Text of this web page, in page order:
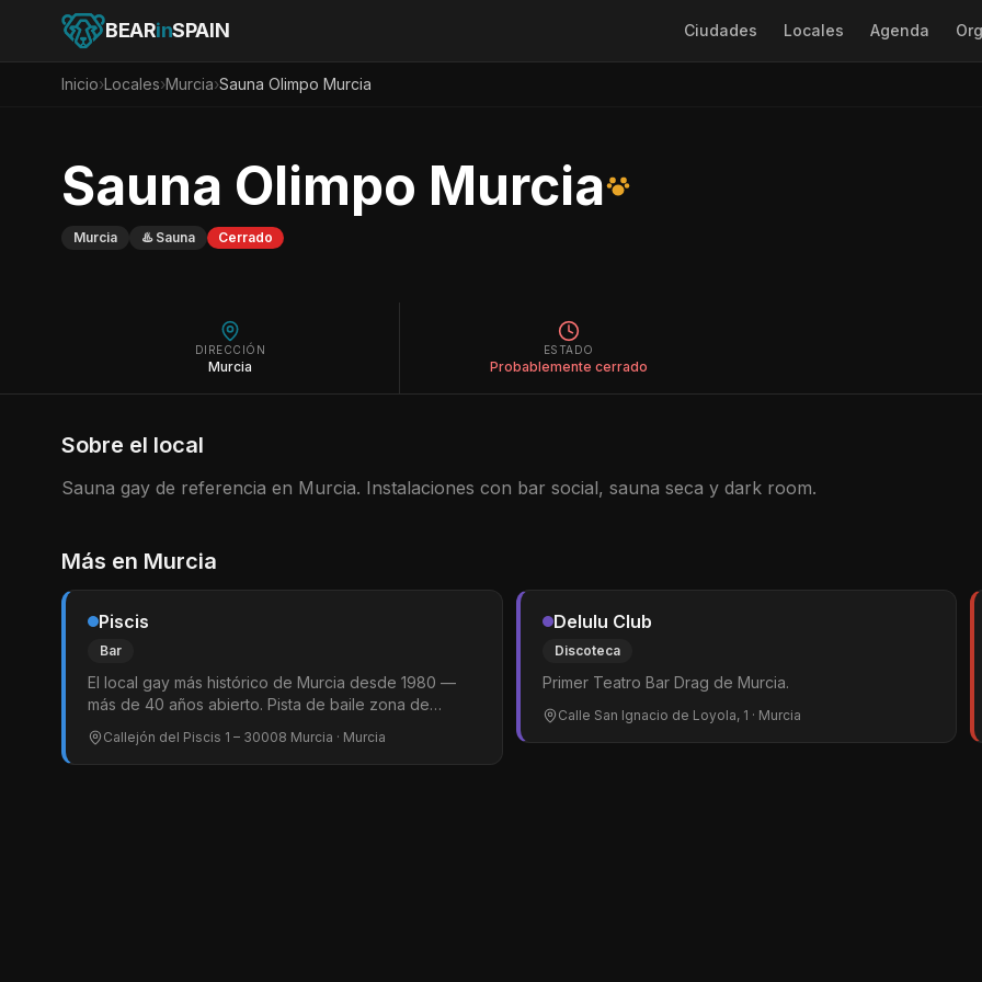
BEARinSPAIN Ciudades Locales Agenda
Inicio›Locales›Murcia›Sauna Olimpo Murcia
Sauna Olimpo Murcia
Murcia ♨️ Sauna Cerrado
DIRECCIÓN
Murcia
ESTADO
Probablemente cerrado
Sobre el local
Sauna gay de referencia en Murcia. Instalaciones con bar social, sauna seca y dark room.
Más en Murcia
Piscis
Bar
El local gay más histórico de Murcia desde 1980 —
más de 40 años abierto. Pista de baile zona de
cruising discreta y bar tranquilo. Shows de drag y
noches temáticas. Clientela mixta LGTBIQ+. Referente
indiscutible del ambiente gay murciano.
Callejón del Piscis 1 – 30008 Murcia · Murcia
Delulu Club
Discoteca
Primer Teatro Bar Drag de Murcia.
Calle San Ignacio de Loyola, 1 · Murcia